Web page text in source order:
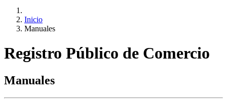
Inicio
Manuales
Registro Público de Comercio
Manuales